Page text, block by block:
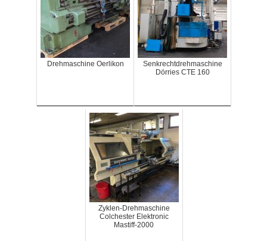
Drehmaschine Oerlikon
Senkrechtdrehmaschine
Dörries CTE 160
Zyklen-Drehmaschine
Colchester Elektronic
Mastiff-2000